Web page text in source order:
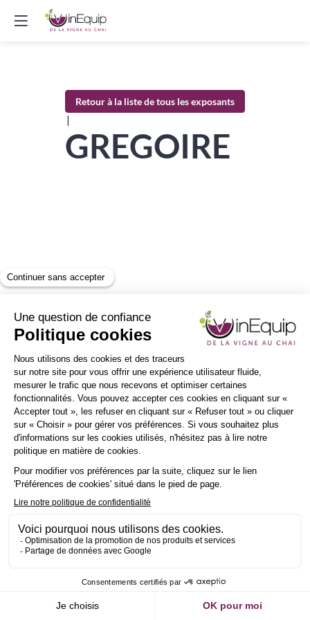
Retour à la liste de tous les exposants
|
GREGOIRE
INSCRIPTIONNEWSLETTER